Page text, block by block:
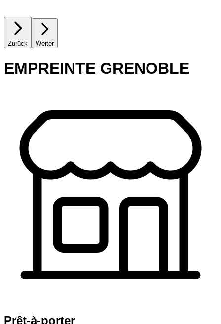
Zurück Weiter
EMPREINTE GRENOBLE
Prêt-à-porter